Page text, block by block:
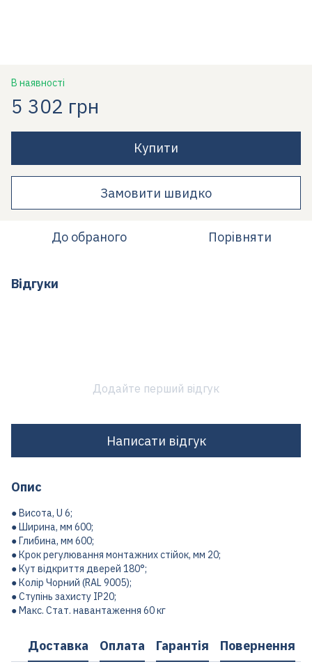
В наявності
5 302 грн
Купити
Замовити швидко
До обраного Порівняти
Відгуки
Додайте перший відгук
Написати відгук
Опис
● Висота, U 6;
● Ширина, мм 600;
● Глибина, мм 600;
● Крок регулювання монтажних стійок, мм 20;
● Кут відкриття дверей 180°;
● Колір Чорний (RAL 9005);
● Ступінь захисту IP20;
● Макс. Стат. навантаження 60 кг
Доставка Оплата Гарантія Повернення